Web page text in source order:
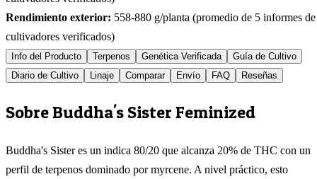
Rendimiento exterior: 558-880 g/planta (promedio de 5 informes de
cultivadores verificados)
Info del Producto Terpenos Genética Verificada
Guía de Cultivo
Diario de Cultivo
Linaje Comparar Envío FAQ Reseñas
Sobre Buddha's Sister Feminized
Buddha's Sister es un indica 80/20 que alcanza 20% de THC con un
perfil de terpenos dominado por myrcene. A nivel práctico, esto